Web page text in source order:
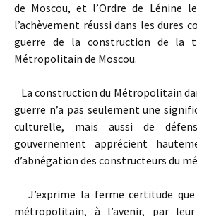
de Moscou, et l’Ordre de Lénine
l’achèvement réussi dans les dures
guerre de la construction de la
Métropolitain de Moscou.
La construction du Métropolitain
guerre n’a pas seulement une
culturelle, mais aussi de
gouvernement apprécient
d’abnégation des constructeurs du
J’exprime la ferme certitude
métropolitain, à l’avenir, par